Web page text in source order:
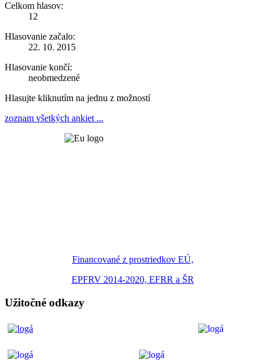
Celkom hlasov:
12
Hlasovanie začalo:
22. 10. 2015
Hlasovanie končí:
neobmedzené
Hlasujte kliknutím na jednu z možností
zoznam všetkých ankiet ...
Financované z prostriedkov EÚ,
EPFRV 2014-2020, EFRR a ŠR
Užitočné odkazy